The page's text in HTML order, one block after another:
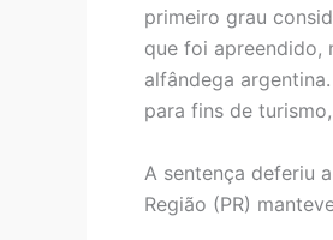
primeiro grau
que foi apreendido,
alfândega
para fins de
A sentença deferiu
Região (PR)